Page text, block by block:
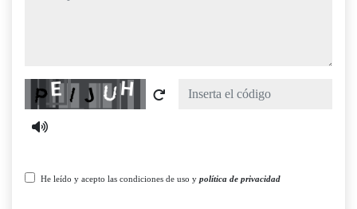
Captcha
He leído y acepto las condiciones de uso y política de privacidad